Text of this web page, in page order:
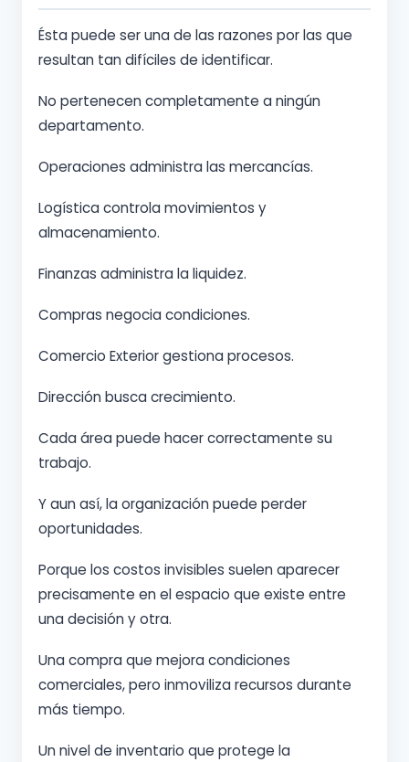
Ésta puede ser una de las razones por las que
resultan tan difíciles de identificar.
No pertenecen completamente a ningún
departamento.
Operaciones administra las mercancías.
Logística controla movimientos y
almacenamiento.
Finanzas administra la liquidez.
Compras negocia condiciones.
Comercio Exterior gestiona procesos.
Dirección busca crecimiento.
Cada área puede hacer correctamente su
trabajo.
Y aun así, la organización puede perder
oportunidades.
Porque los costos invisibles suelen aparecer
precisamente en el espacio que existe entre
una decisión y otra.
Una compra que mejora condiciones
comerciales, pero inmoviliza recursos durante
más tiempo.
Un nivel de inventario que protege la